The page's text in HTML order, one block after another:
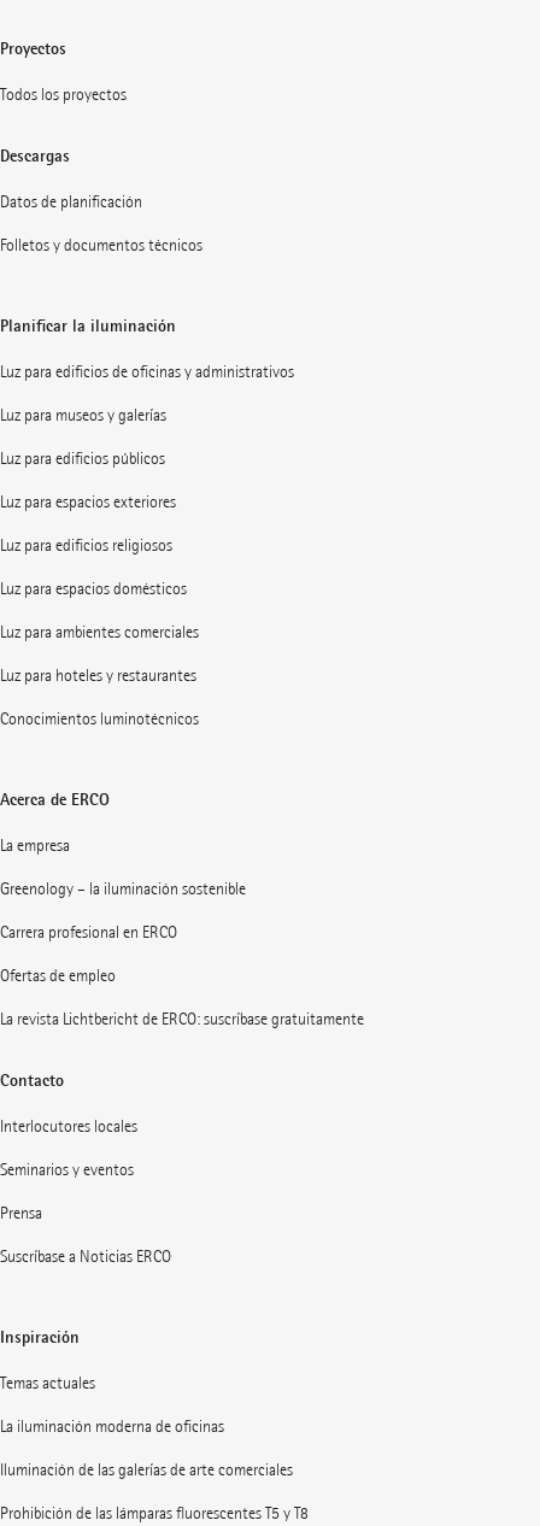
Proyectos
Todos los proyectos
Descargas
Datos de planificación
Folletos y documentos técnicos
Planificar la iluminación
Luz para edificios de oficinas y administrativos
Luz para museos y galerías
Luz para edificios públicos
Luz para espacios exteriores
Luz para edificios religiosos
Luz para espacios domésticos
Luz para ambientes comerciales
Luz para hoteles y restaurantes
Conocimientos luminotécnicos
Acerca de ERCO
La empresa
Greenology – la iluminación sostenible
Carrera profesional en ERCO
Ofertas de empleo
La revista Lichtbericht de ERCO: suscríbase gratuitamente
Contacto
Interlocutores locales
Seminarios y eventos
Prensa
Suscríbase a Noticias ERCO
Inspiración
Temas actuales
La iluminación moderna de oficinas
Iluminación de las galerías de arte comerciales
Prohibición de las lámparas fluorescentes T5 y T8